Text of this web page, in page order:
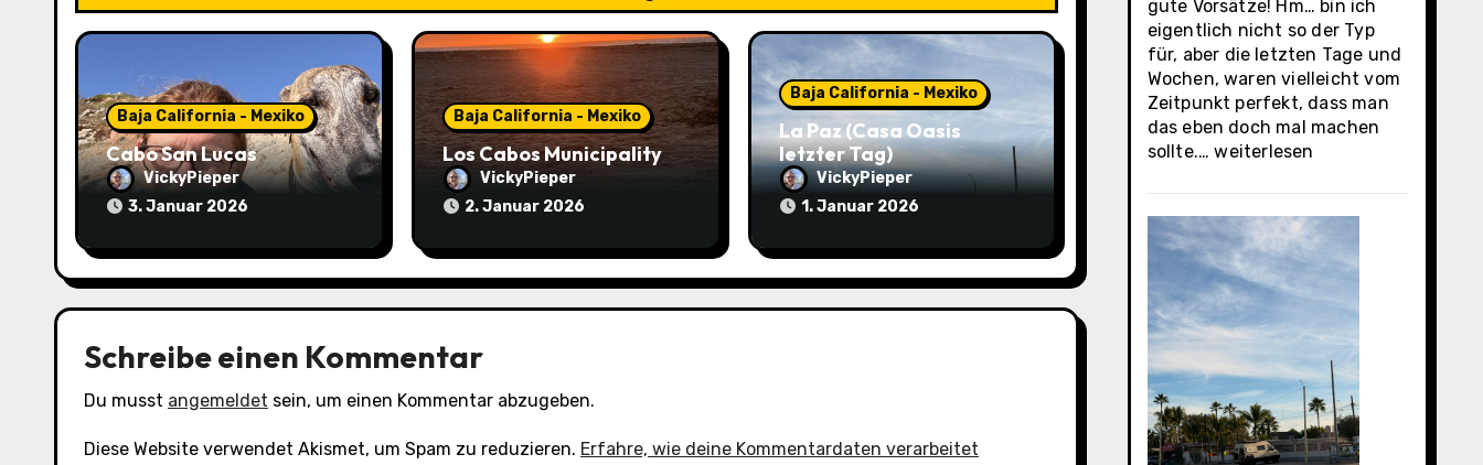
i
g
a
t
i
o
n
Baja California - Mexiko
Cabo San Lucas
VickyPieper
3. Januar 2026
Baja California - Mexiko
Los Cabos Municipality
VickyPieper
2. Januar 2026
Baja California - Mexiko
La Paz (Casa Oasis
letzter Tag)
VickyPieper
1. Januar 2026
Schreibe einen Kommentar
Du musst angemeldet sein, um einen Kommentar abzugeben.
Diese Website verwendet Akismet, um Spam zu reduzieren. Erfahre, wie deine Kommentardaten verarbeitet
gute Vorsätze! Hm… bin ich
eigentlich nicht so der Typ
für, aber die letzten Tage und
Wochen, waren vielleicht vom
Zeitpunkt perfekt, dass man
das eben doch mal machen
sollte.…Los
Municipality
weiterlesen